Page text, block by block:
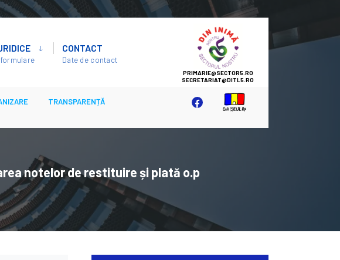
CONTACT
Date de contact
SECTOR
5
TRANSPARENȚĂ
notelor de restituire și plată o.p